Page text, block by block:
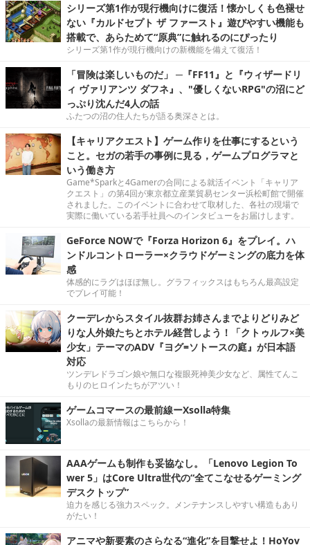
シリーズ第1作が現行機向けに復活！懐かしくも色褪せ
ない『カルドセプト ザ ファースト』遊びやすい機能も
搭載で、あらためて“原典”に触れるのにぴったり
シリーズ第1作が現行機向けの新機能を備えて復活！
「冒険は楽しいものだ」 ─『FF11』と『ウィザードリ
ィ ヴァリアンツ ダフネ』、"優しくないRPG"の沼にど
っぷり沈んだ4人の話
ふたつの沼の住人たちが語る奥深さとは。
【キャリアクエスト】ゲーム作りを仕事にするという
こと。セガの若手の事例に見る，ゲームプログラマと
いう働き方
Game*Sparkと4Gamerの合同による就活イベント「キャリア
クエスト」の第4回が東京都立産業貿易センター浜松町館で開催
されました。このイベントに合わせて取材した、各社の現場で
実際に働いている若手社員へのインタビューをお届けします。
GeForce NOWで『Forza Horizon 6』をプレイ。ハ
ンドルコントローラー×クラウドゲーミングの底力を体
感
体感的にラグはほぼ無し。グラフィックスはもちろん最高設定
でプレイ可能！
クーデレからスタイル抜群お姉さんまでよりどりみど
りな人外娘たちとホテル経営しよう！「クトゥルフ×美
少女」テーマのADV『ヨグ=ソトースの庭』が日本語
対応
ツンデレドラゴン娘や無口な複眼死神美少女など、属性てんこ
もりのヒロインたちがアツい！
ゲームコマースの最前線ーXsolla特集
Xsollaの最新情報はこちらから！
AAAゲームも制作も妥協なし。「Lenovo Legion To
wer 5」はCore Ultra世代の“全てこなせるゲーミング
デスクトップ”
迫力を感じる強力スペック。メンテナンスしやすい構造もあり
がたい！
アニマや新要素のさらなる“進化”を目撃せよ！HoYov